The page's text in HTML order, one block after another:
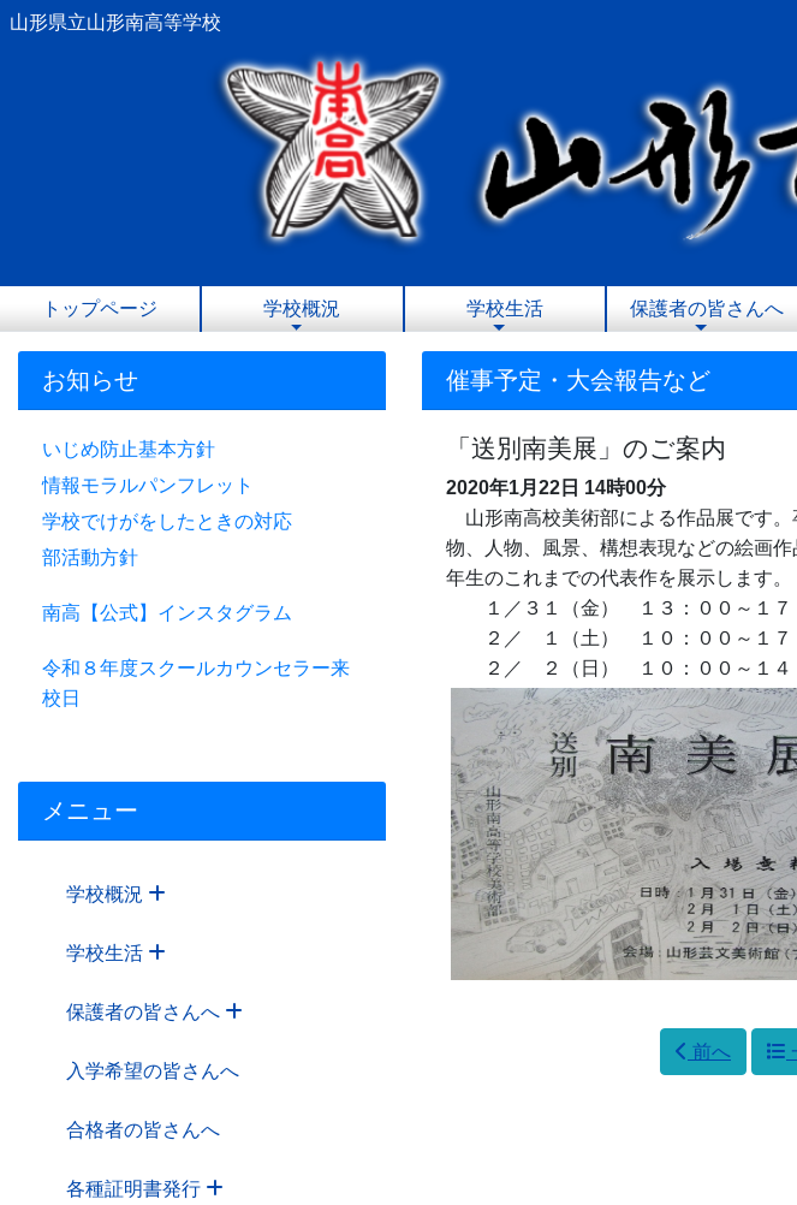
山形県立山形南高等学校
トップページ 学校概況 学校生活 保護者の皆さんへ
お知らせ
いじめ防止基本方針
情報モラルパンフレット
学校でけがをしたときの対応
部活動方針
南高【公式】インスタグラム
令和８年度スクールカウンセラー来
校日
メニュー
学校概況
学校生活
保護者の皆さんへ
入学希望の皆さんへ
合格者の皆さんへ
各種証明書発行
催事予定・大会報告など
「送別南美展」のご案内
2020年1月22日 14時00分
山形南高校美術部による作品展です
物、人物、風景、構想表現などの絵画
年生のこれまでの代表作を展示します。
１／３１（金） １３：００～１７
２／ １（土） １０：００～１７
２／ ２（日） １０：００～１４
前へ